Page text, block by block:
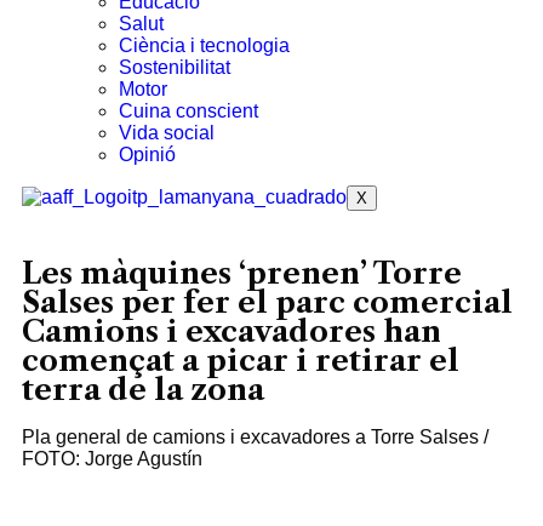
Salut
Ciència i tecnologia
Sostenibilitat
Motor
Cuina conscient
Vida social
Opinió
X
Les màquines ‘prenen’ Torre
Salses per fer el parc comercial
Camions i excavadores han
començat a picar i retirar el
terra de la zona
Pla general de camions i excavadores a Torre Salses /
FOTO: Jorge Agustín